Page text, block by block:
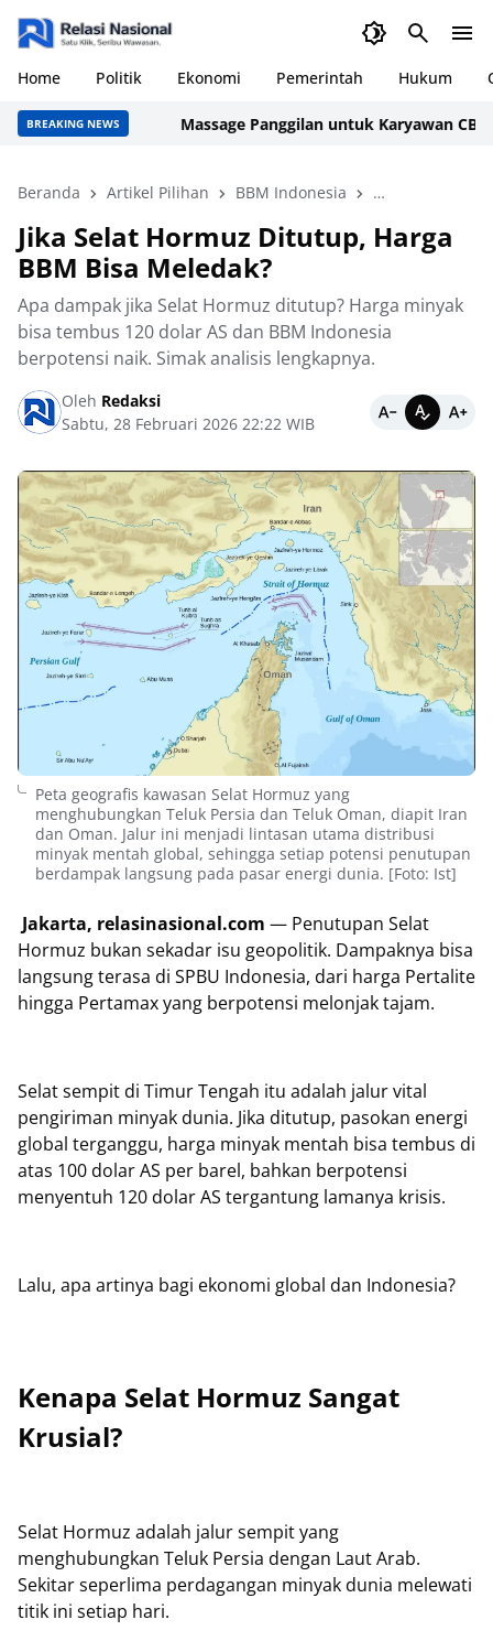
Home Politik Ekonomi Pemerintah Hukum
BREAKING NEWS Massage Panggilan untuk Karyawan CBD &
Beranda Artikel Pilihan BBM Indonesia Berita Utama
Jika Selat Hormuz Ditutup, Harga
BBM Bisa Meledak?
Apa dampak jika Selat Hormuz ditutup? Harga minyak
bisa tembus 120 dolar AS dan BBM Indonesia
berpotensi naik. Simak analisis lengkapnya.
Oleh Redaksi
Sabtu, 28 Februari 2026 22:22 WIB
Peta geografis kawasan Selat Hormuz yang
menghubungkan Teluk Persia dan Teluk Oman, diapit Iran
dan Oman. Jalur ini menjadi lintasan utama distribusi
minyak mentah global, sehingga setiap potensi penutupan
berdampak langsung pada pasar energi dunia. [Foto: Ist]
Jakarta, relasinasional.com — Penutupan Selat
Hormuz bukan sekadar isu geopolitik. Dampaknya bisa
langsung terasa di SPBU Indonesia, dari harga Pertalite
hingga Pertamax yang berpotensi melonjak tajam.
Selat sempit di Timur Tengah itu adalah jalur vital
pengiriman minyak dunia. Jika ditutup, pasokan energi
global terganggu, harga minyak mentah bisa tembus di
atas 100 dolar AS per barel, bahkan berpotensi
menyentuh 120 dolar AS tergantung lamanya krisis.
Lalu, apa artinya bagi ekonomi global dan Indonesia?
Kenapa Selat Hormuz Sangat
Krusial?
Selat Hormuz adalah jalur sempit yang
menghubungkan Teluk Persia dengan Laut Arab.
Sekitar seperlima perdagangan minyak dunia melewati
titik ini setiap hari.